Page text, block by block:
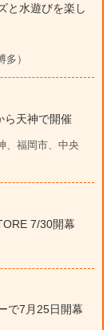
と水遊びを楽し
）
ら天神で開催
、福岡市、中央
7/30開幕
で7月25日開幕